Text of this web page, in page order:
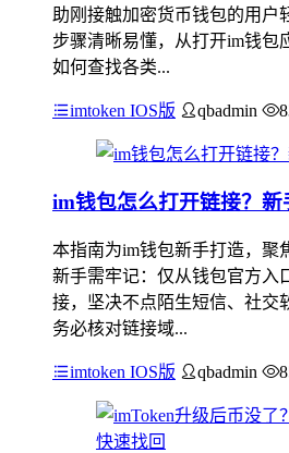
助刚接触加密货币钱包的用户
步骤清晰易懂，从打开im钱包
如何查找各类...
imtoken IOS版 qbadmin
im钱包怎么打开链接？
本指南为im钱包新手打造，聚
新手需牢记：仅从钱包官方入
接，坚决不点陌生短信、社交
务必核对链接域...
imtoken IOS版 qbadmin